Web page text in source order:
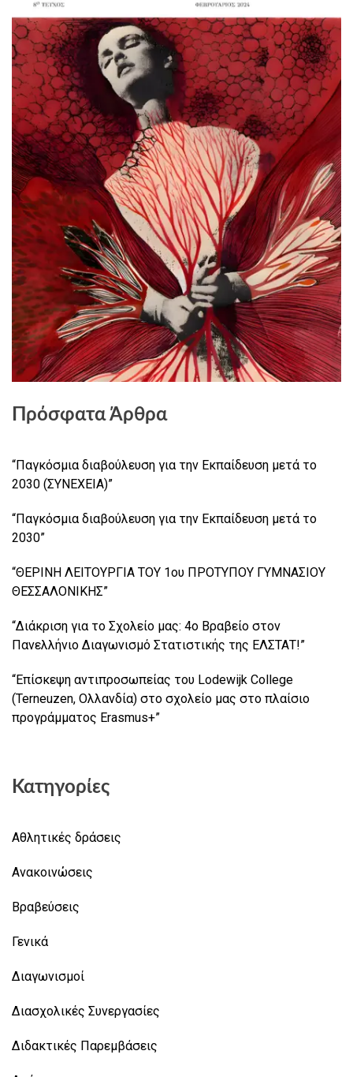
Πρόσφατα Άρθρα
“Παγκόσμια διαβούλευση για την Εκπαίδευση μετά το
2030 (ΣΥΝΕΧΕΙΑ)”
“Παγκόσμια διαβούλευση για την Εκπαίδευση μετά το
2030”
“ΘΕΡΙΝΗ ΛΕΙΤΟΥΡΓΙΑ ΤΟΥ 1ου ΠΡΟΤΥΠΟΥ ΓΥΜΝΑΣΙΟΥ
ΘΕΣΣΑΛΟΝΙΚΗΣ”
“Διάκριση για το Σχολείο μας: 4ο Βραβείο στον
Πανελλήνιο Διαγωνισμό Στατιστικής της ΕΛΣΤΑΤ!”
“Επίσκεψη αντιπροσωπείας του Lodewijk College
(Terneuzen, Ολλανδία) στο σχολείο μας στο πλαίσιο
προγράμματος Erasmus+”
Κατηγορίες
Αθλητικές δράσεις
Ανακοινώσεις
Βραβεύσεις
Γενικά
Διαγωνισμοί
Διασχολικές Συνεργασίες
Διδακτικές Παρεμβάσεις